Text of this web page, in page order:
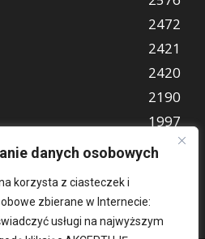
danych osobowych
korzysta z ciasteczek i
zbierane w Internecie:
usługi na najwyższym
2472
2421
2420
2190
1997
849